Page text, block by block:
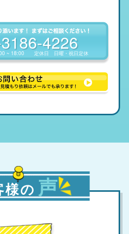
4226
~ 18:00 定休日 日曜・祝日定休
様の 声